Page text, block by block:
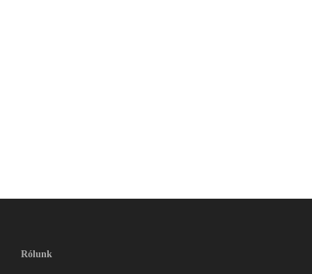
Rólunk